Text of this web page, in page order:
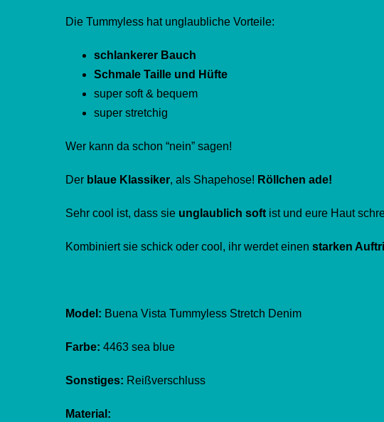
Die Tummyless hat unglaubliche Vorteile:
schlankerer Bauch
Schmale Taille und Hüfte
super soft & bequem
super stretchig
Wer kann da schon “nein” sagen!
Der blaue Klassiker, als Shapehose! Röllchen ade!
Sehr cool ist, dass sie unglaublich soft ist und eure Haut
Kombiniert sie schick oder cool, ihr werdet einen starken
Model: Buena Vista Tummyless Stretch Denim
Farbe: 4463 sea blue
Sonstiges: Reißverschluss
Material: